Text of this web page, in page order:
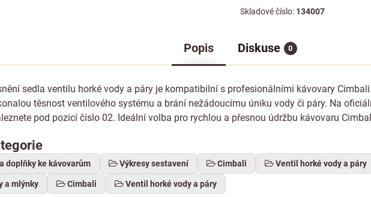
Skladové číslo: 134007
Popis Diskuse 0
sedla ventilu horké vody a páry je kompatibilní s profesionálními kávovary
těsnost ventilového systému a brání nežádoucímu úniku vody či páry. Na
pod pozicí číslo 02. Ideální volba pro rychlou a přesnou údržbu kávovaru
doplňky ke kávovarům Výkresy sestavení Cimbali Ventil horké vody a páry
a mlýnky Cimbali Ventil horké vody a páry